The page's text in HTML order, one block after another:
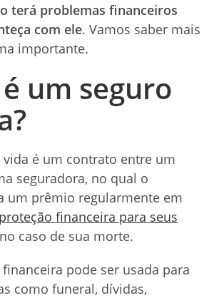
terá problemas financeiros
com ele. Vamos saber mais
importante.
um seguro
vida é um contrato entre um
seguradora, no qual o
um prêmio regularmente em
proteção financeira para seus
caso de sua morte.
pode ser usada para
como funeral, dívidas,